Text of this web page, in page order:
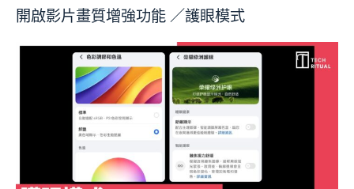
開啟影片畫質增強功能 ／護眼模式